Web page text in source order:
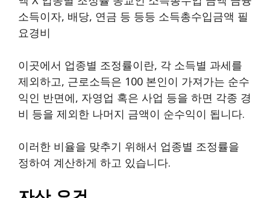
소득이자, 배당, 연금 등 등등 소득총수입금액 필
요경비
이곳에서 업종별 조정률이란, 각 소득별 과세를
제외하고, 근로소득은 100 본인이 가져가는 순수
익인 반면에, 자영업 혹은 사업 등을 하면 각종 경
비 등을 제외한 나머지 금액이 순수익이 됩니다.
이러한 비율을 맞추기 위해서 업종별 조정률을
정하여 계산하게 하고 있습니다.